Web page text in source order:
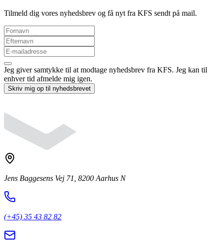
Tilmeld dig vores nyhedsbrev og få nyt fra KFS sendt på mail.
Jeg giver samtykke til at modtage nyhedsbrev fra KFS. Jeg kan til
enhver tid afmelde mig igen.
Skriv mig op til nyhedsbrevet
Jens Baggesens Vej 71, 8200 Aarhus N
(+45) 35 43 82 82